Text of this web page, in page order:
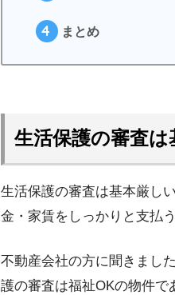
4 まとめ
生活保護の審査は
生活保護の審査は基本厳し
金・家賃をしっかりと支払
不動産会社の方に聞きまし
護の審査は福祉OKの物件で